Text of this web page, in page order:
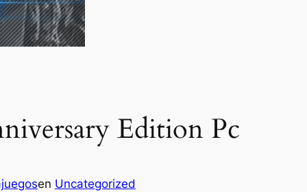
Edition Pc
en Uncategorized